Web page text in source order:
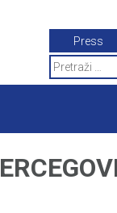
Press